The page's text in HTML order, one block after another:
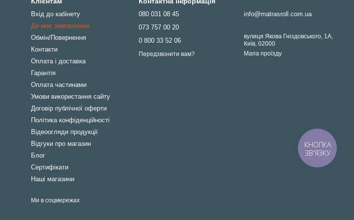
Вхід до кабінету
Де моє замовлення
Обмін/Повернення
Контакти
Оплата і доставка
Гарантія
Оплата частинами
Умови використання сайту
Договір публічної оферти
Політика конфіденційності
Відеоогляди продукції
Відгуки про магазин
Блог
Сертифікати
Наші магазини
Ми в соцмережах
080 031 08 45
073 757 00 20
0 800 33 52 06
Передзвонити вам?
info@matrasroll.com.ua
вулиця Якова Гніздовського, 1А,
Київ, 02000
Мапа проїзду
КНОПКА
ЗВ'ЯЗКУ